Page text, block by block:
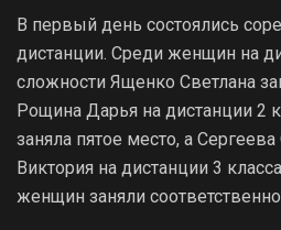
В первый день состоялись
дистанции. Среди женщин на
сложности Ященко Светлана
Рощина Дарья на дистанции 2
заняла пятое место, а
Виктория на дистанции 3
женщин заняли